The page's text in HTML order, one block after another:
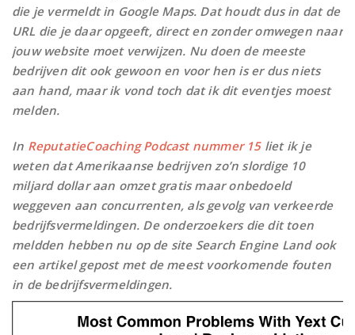
die je vermeldt in Google Maps. Dat houdt dus in dat de
URL die je daar opgeeft, direct en zonder omwegen naar
jouw website moet verwijzen. Nu doen de meeste
bedrijven dit ook gewoon en voor hen is er dus niets
aan hand, maar ik vond toch dat ik dit eventjes moest
melden.
In ReputatieCoaching Podcast nummer 15liet ik je
weten dat Amerikaanse bedrijven zo’n slordige 10
miljard dollar aan omzet gratis maar onbedoeld
weggeven aan concurrenten, als gevolg van verkeerde
bedrijfsvermeldingen. De onderzoekers die dit toen
meldden hebben nu op de site Search Engine Land ook
een artikel gepost met de meest voorkomende fouten
in de bedrijfsvermeldingen.